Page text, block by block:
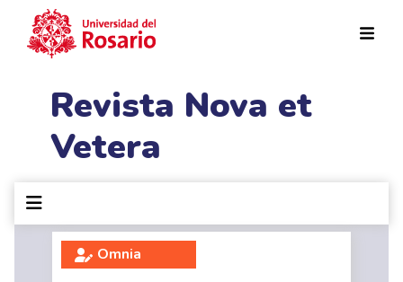
Revista Nova et
Vetera
Omnia